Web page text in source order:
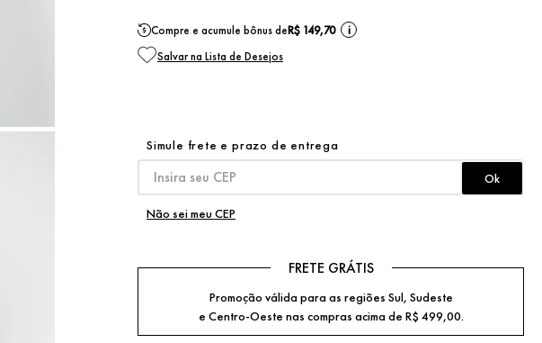
Compre e acumule bônus deR$ 149,70 i
Não sei meu CEP
FRETE GRÁTIS
Promoção válida para as regiões Sul, Sudeste
e Centro-Oeste nas compras acima de R$ 499,00.